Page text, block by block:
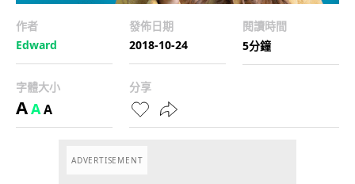
作者
Edward
發佈日期
2018-10-24
閱讀時間
5分鐘
字體大小
AAA
分享
ADVERTISEMENT